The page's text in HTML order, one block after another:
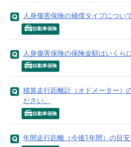
人身傷害保険の補償タイプについ
自動車保険
人身傷害保険の保険金額はいくら
自動車保険
積算走行距離計（オドメーター）
ださい。
自動車保険
年間走行距離（今後1年間）の目安